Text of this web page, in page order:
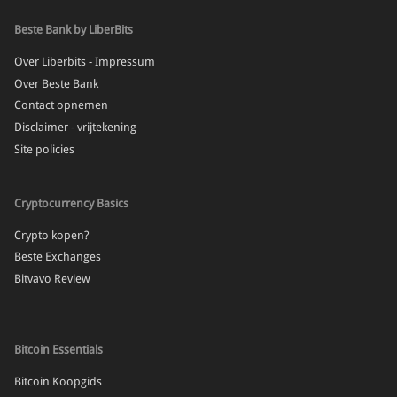
Beste Bank by LiberBits
Over Liberbits - Impressum
Over Beste Bank
Contact opnemen
Disclaimer - vrijtekening
Site policies
Cryptocurrency Basics
Crypto kopen?
Beste Exchanges
Bitvavo Review
Bitcoin Essentials
Bitcoin Koopgids